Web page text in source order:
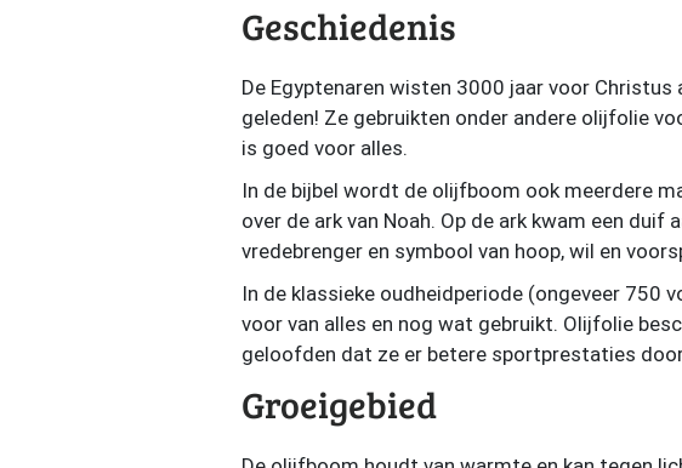
Geschiedenis
De Egyptenaren wisten 3000 jaar voor
geleden! Ze gebruikten onder andere olijfolie
is goed voor alles.
In de bijbel wordt de olijfboom ook meerdere
over de ark van Noah. Op de ark kwam een
vredebrenger en symbool van hoop, wil en
In de klassieke oudheidperiode (ongeveer 750
voor van alles en nog wat gebruikt. Olijfolie
geloofden dat ze er betere sportprestaties
Groeigebied